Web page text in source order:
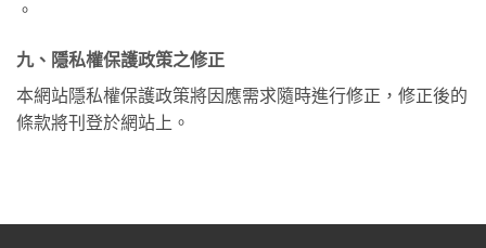
。
九、隱私權保護政策之修正
本網站隱私權保護政策將因應需求隨時進行修正，修正後的
條款將刊登於網站上。